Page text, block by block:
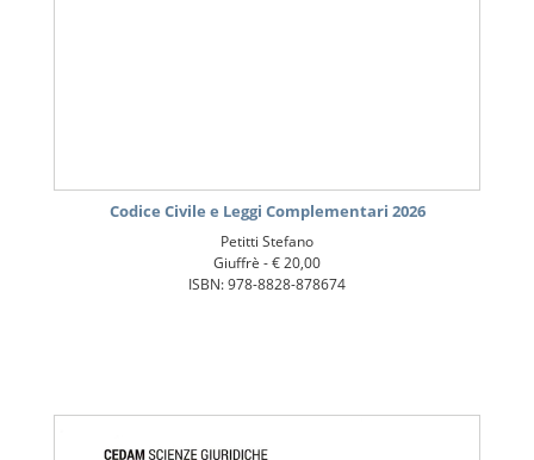
Codice Civile e Leggi Complementari 2026
Petitti Stefano
Giuffrè -€ 20,00
ISBN: 978-8828-878674